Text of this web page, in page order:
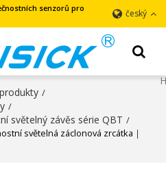
senzorů pro
český
/
/
světelný závěs série QBT /
světelná záclonová zrcátka｜